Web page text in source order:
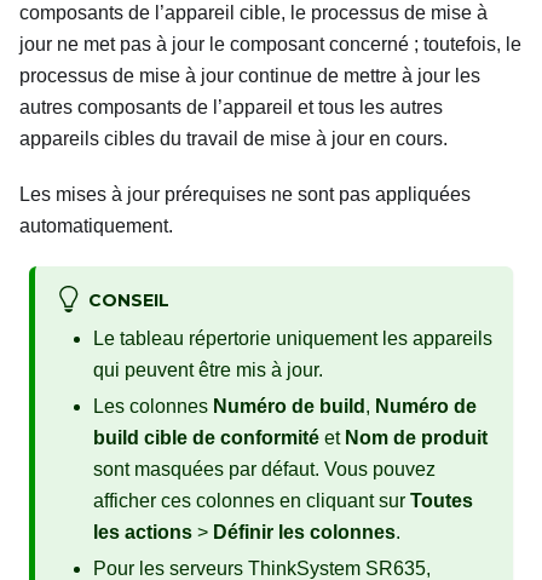
composants de l’appareil cible, le processus de mise à
jour ne met pas à jour le composant concerné ; toutefois, le
processus de mise à jour continue de mettre à jour les
autres composants de l’appareil et tous les autres
appareils cibles du travail de mise à jour en cours.
Les mises à jour prérequises ne sont pas appliquées
automatiquement.
CONSEIL
Le tableau répertorie uniquement les appareils
qui peuvent être mis à jour.
Les colonnes Numéro de build , Numéro de
build cible de conformité et Nom de produit
sont masquées par défaut. Vous pouvez
afficher ces colonnes en cliquant sur Toutes
les actions > Définir les colonnes.
Pour les serveurs ThinkSystem SR635,